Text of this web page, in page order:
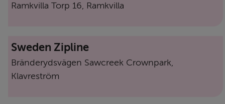
Ramkvilla Torp 16, Ramkvilla
Sweden Zipline
Bränderydsvägen Sawcreek Crownpark,
Klavreström